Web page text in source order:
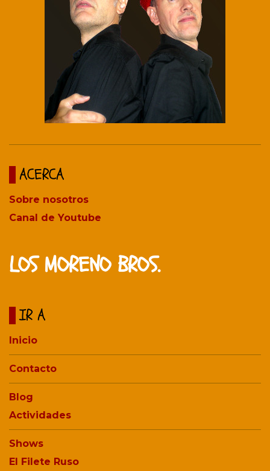
ACERCA
Sobre nosotros
Canal de Youtube
LOS MORENO BROS.
IR A
Inicio
Contacto
Blog
Actividades
Shows
El Filete Ruso